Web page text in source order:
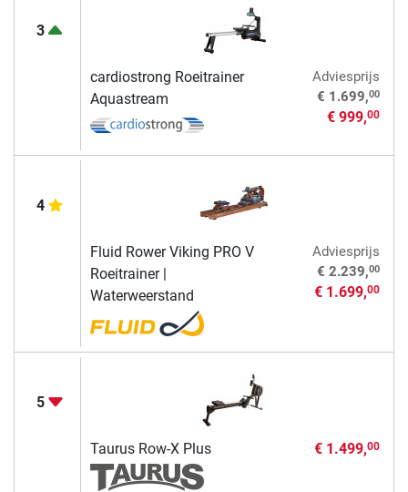
3
cardiostrong Roeitrainer
Aquastream
Adviesprijs
€ 1.699,00
€ 999,00
4
Fluid Rower Viking PRO V
Roeitrainer |
Waterweerstand
Adviesprijs
€ 2.239,00
€ 1.699,00
5
Taurus Row-X Plus € 1.499,00